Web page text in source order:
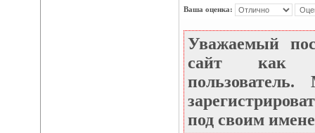
Ваша оценка:
Уважаемый
сайт как
под своим